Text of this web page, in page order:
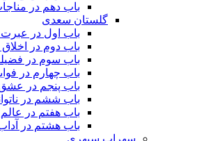
باب دهم در
گلستان سعدی
باب اول در عبرت
باب دوم در اخلاق
باب سوم در
باب چهارم در
باب پنجم در
باب ششم در
باب هفتم در
باب هشتم در
سهراب سپهری